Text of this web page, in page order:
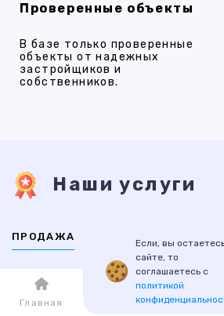
Проверенные объекты
В базе только проверенные
объекты от надежных
застройщиков и
собственников.
Наши услуги
ПРОДАЖА
ВТОРИЧНАЯ
Если, вы
сайте, то
соглашаетесь с
политикой
Главная Каталог